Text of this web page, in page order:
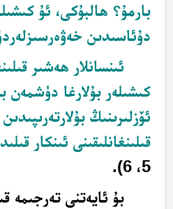
بارمۇ؟ ھالبۇكى، ئۇ
دۇئاسىدىن
ئىنسانلار ھەشىر
كىشىلەر بۇلارغا دۈشمەن
ئۆزلىرىنىڭ بۇلار
قىلىنغانلىقىنى ئىنكار
5، 6).
بۇ ئايەتنى تەرجىمە